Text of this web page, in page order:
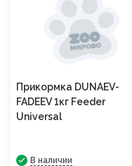
Прикормка DUNAEV-
FADEEV 1кг Feeder
Universal
В наличии